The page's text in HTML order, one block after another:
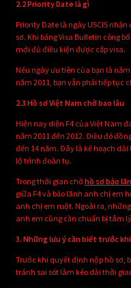
2.2 Priority Date là gì
Priority Date là ngày USCIS
sơ. Khi bảng Visa Bulletin công
mới đủ điều kiện được cấp visa.
Nếu ngày ưu tiên của bạn là
năm 2011, bạn vẫn phải tiếp tục
2.3 Hồ sơ Việt Nam chờ bao lâu
Hiện nay diện F4 của Việt Nam
năm 2011 đến 2012. Điều đó
đến 14 năm. Đây là kế hoạch
lộ trình đoàn tụ.
Trong thời gian chờhồ sơ bảo
giữa F4 và bảo lãnh anh chị em
anh chị em ruột. Ngoài ra,
anh em cũng cần chuẩn bị tâm
3. Những lưu ý cần biết trước
Trước khi quyết định nộp hồ sơ,
tránh sai sót làm kéo dài thời